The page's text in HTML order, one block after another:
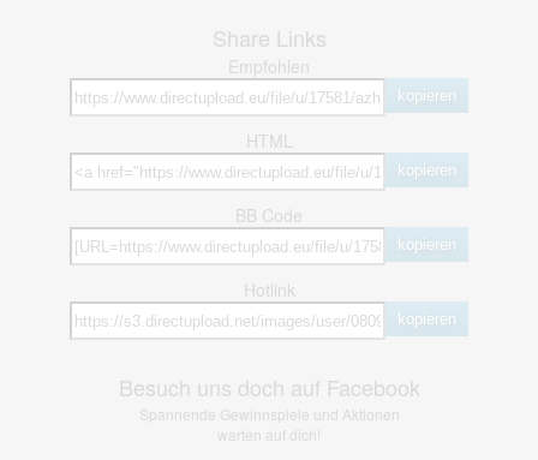
Share Links
Empfohlen
kopieren
HTML
kopieren
BB Code
kopieren
Hotlink
kopieren
Besuch uns doch auf Facebook
Spannende Gewinnspiele und Aktionen
warten auf dich!